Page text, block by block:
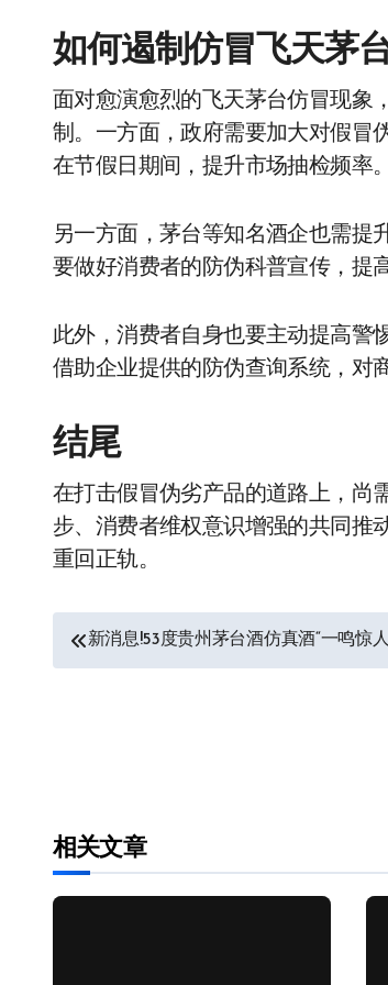
如何遏制仿冒飞天茅
面对愈演愈烈的飞天茅台仿冒现象
制。一方面，政府需要加大对假冒
在节假日期间，提升市场抽检频率。
另一方面，茅台等知名酒企也需提
要做好消费者的防伪科普宣传，提
此外，消费者自身也要主动提高警
借助企业提供的防伪查询系统，对
结尾
在打击假冒伪劣产品的道路上，尚
步、消费者维权意识增强的共同推
重回正轨。
文新消息!53度贵州茅台酒仿真酒“一鸣惊人
相关文章